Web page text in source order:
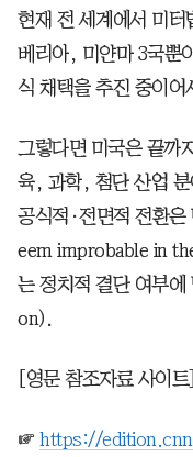
현재 전 세계에서 미터
베리아, 미얀마 3국뿐
식 채택을 추진 중이
그렇다면 미국은 끝까
육, 과학, 첨단 산업 분
공식적·전면적 전환
eem improbable in
는 정치적 결단 여부
on).
[영문 참조자료 사이트]
☞ https://